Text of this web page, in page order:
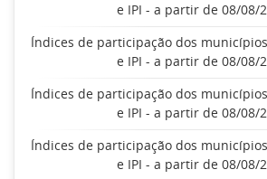
e IPI - a partir de 08/08/
Índices de participação dos
e IPI - a partir de 08/08/
Índices de participação dos
e IPI - a partir de 08/08/
Índices de participação dos
e IPI - a partir de 08/08/